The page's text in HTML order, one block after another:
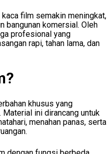
film semakin meningkat,
bangunan komersial. Oleh
profesional yang
rapi, tahan lama, dan
khusus yang
Material ini dirancang untuk
menahan panas, serta